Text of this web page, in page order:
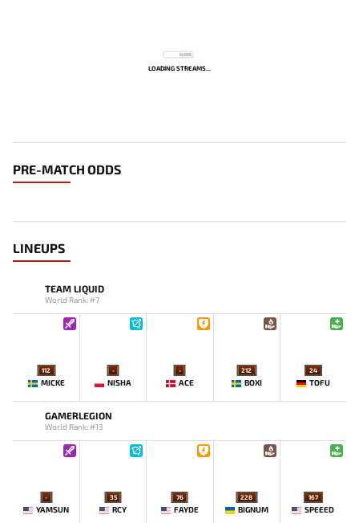
LOADING STREAMS...
PRE-MATCH ODDS
LINEUPS
TEAM LIQUID
World Rank: #7
112
MICKE
-
NISHA
-
ACE
212
BOXI
24
TOFU
GAMERLEGION
World Rank: #13
-
YAMSUN
35
RCY
76
FAYDE
228
BIGNUM
167
SPEEED